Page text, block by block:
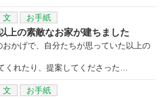
お手紙
上の素敵なお家が建ちました
かげで、自分たちが思っていた以上の
くれたり、提案してくださった…
お手紙